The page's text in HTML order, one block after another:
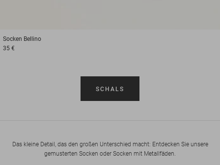
Socken Bellino
35 €
SCHALS
Das kleine Detail, das den großen Unterschied macht: Entdecken Sie unsere
gemusterten Socken oder Socken mit Metallfäden.